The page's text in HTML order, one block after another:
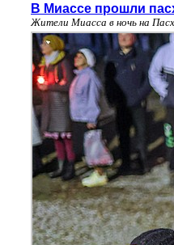
В Миассе прошли
Жители Миасса в ночь на